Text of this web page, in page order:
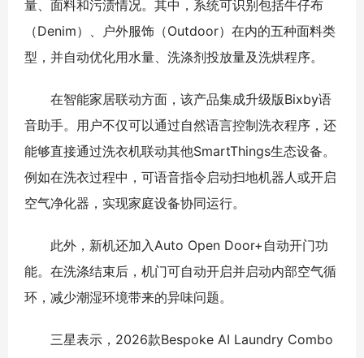
量、面料和污渍情况。其中，系统可识别包括牛仔布
（Denim）、户外服饰（Outdoor）在内的五种面料类
型，并自动优化用水量、洗涤剂投放量及洗烘程序。
在智能家居联动方面，该产品集成升级版Bixby语
音助手。用户不仅可以通过自然语言控制洗衣程序，还
能够直接通过洗衣机联动其他SmartThings生态设备。
例如在洗衣过程中，可语音指令启动扫地机器人或开启
空气净化器，实现家庭设备协同运行。
此外，新机还加入Auto Open Door+自动开门功
能。在洗涤结束后，机门可自动开启并启动内部空气循
环，减少潮湿环境带来的异味问题。
三星表示，2026款Bespoke AI Laundry Combo